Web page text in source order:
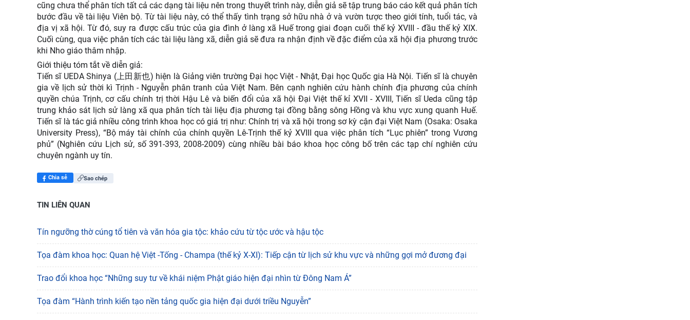
cũng chưa thể phân tích tất cả các dạng tài liệu nên trong thuyết trình này, diễn giả sẽ tập trung báo cáo kết quả phân tích
bước đầu về tài liệu Viên bộ. Từ tài liệu này, có thể thấy tình trạng sở hữu nhà ở và vườn tược theo giới tính, tuổi tác, và
địa vị xã hội. Từ đó, suy ra được cấu trúc của gia đình ở làng xã Huế trong giai đoạn cuối thế kỷ XVIII - đầu thế kỷ XIX.
Cuối cùng, qua việc phân tích các tài liệu làng xã, diễn giả sẽ đưa ra nhận định về đặc điểm của xã hội địa phương trước
khi Nho giáo thâm nhập.
Giới thiệu tóm tắt về diễn giả:
Tiến sĩ UEDA Shinya (上田新也) hiện là Giảng viên trường Đại học Việt - Nhật, Đại học Quốc gia Hà Nội. Tiến sĩ là chuyên
gia về lịch sử thời kì Trịnh - Nguyễn phân tranh của Việt Nam. Bên cạnh nghiên cứu hành chính địa phương của chính
quyền chúa Trịnh, cơ cấu chính trị thời Hậu Lê và biến đổi của xã hội Đại Việt thế kỉ XVII - XVIII, Tiến sĩ Ueda cũng tập
trung khảo sát lịch sử làng xã qua phân tích tài liệu địa phương tại đồng bằng sông Hồng và khu vực xung quanh Huế.
Tiến sĩ là tác giả nhiều công trình khoa học có giá trị như: Chính trị và xã hội trong sơ kỳ cận đại Việt Nam (Osaka: Osaka
University Press), “Bộ máy tài chính của chính quyền Lê-Trịnh thế kỷ XVIII qua việc phân tích “Lục phiên” trong Vương
phủ” (Nghiên cứu Lịch sử, số 391-393, 2008-2009) cùng nhiều bài báo khoa học công bố trên các tạp chí nghiên cứu
chuyên ngành uy tín.
Chia sẻ Sao chép
TIN LIÊN QUAN
Tín ngưỡng thờ cúng tổ tiên và văn hóa gia tộc: khảo cứu từ tộc ước và hậu tộc
Tọa đàm khoa học: Quan hệ Việt -Tống - Champa (thế kỷ X-XI): Tiếp cận từ lịch sử khu vực và những gợi mở đương đại
Trao đổi khoa học “Những suy tư về khái niệm Phật giáo hiện đại nhìn từ Đông Nam Á”
Tọa đàm “Hành trình kiến tạo nền tảng quốc gia hiện đại dưới triều Nguyễn”